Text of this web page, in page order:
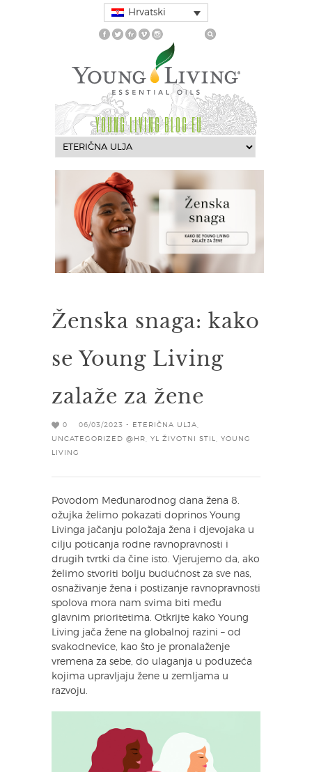
Hrvatski
YOUNG LIVING BLOG EU
Ženska snaga: kako
se Young Living
zalaže za žene
0 06/03/2023 - ETERIČNA ULJA
UNCATEGORIZED @HR
YL ŽIVOTNI STIL
YOUNG
LIVING
Povodom Međunarodnog dana žena 8.
ožujka želimo pokazati doprinos Young
Livinga jačanju položaja žena i djevojaka u
cilju poticanja rodne ravnopravnosti i
drugih tvrtki da čine isto. Vjerujemo da, ako
želimo stvoriti bolju budućnost za sve nas,
osnaživanje žena i postizanje ravnopravnosti
spolova mora nam svima biti među
glavnim prioritetima. Otkrijte kako Young
Living jača žene na globalnoj razini – od
svakodnevice, kao što je pronalaženje
vremena za sebe, do ulaganja u poduzeća
kojima upravljaju žene u zemljama u
razvoju.